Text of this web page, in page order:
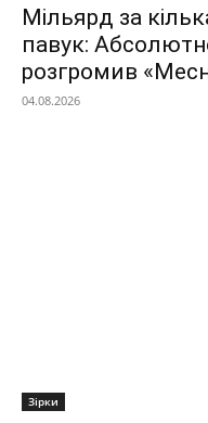
Мільярд за
павук:
розгромив
04.08.2026
Зірки